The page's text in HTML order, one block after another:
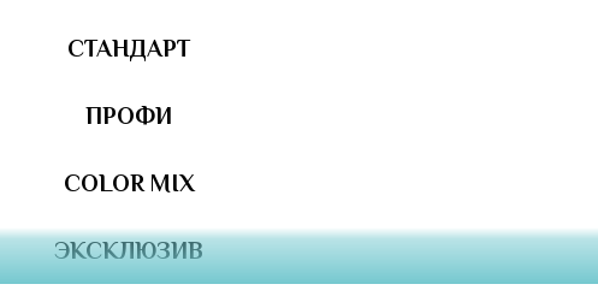
СТАНДАРТ
ПРОФИ
COLOR MIX
ЭКСКЛЮЗИВ